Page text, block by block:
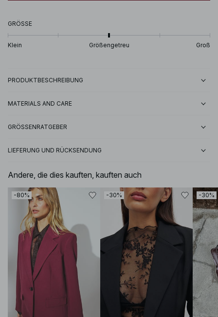
GRÖSSE
Klein Größengetreu Groß
PRODUKTBESCHREIBUNG
MATERIALS AND CARE
GRÖSSENRATGEBER
LIEFERUNG UND RÜCKSENDUNG
Andere, die dies kauften, kauften auch
-80% -30% -30%